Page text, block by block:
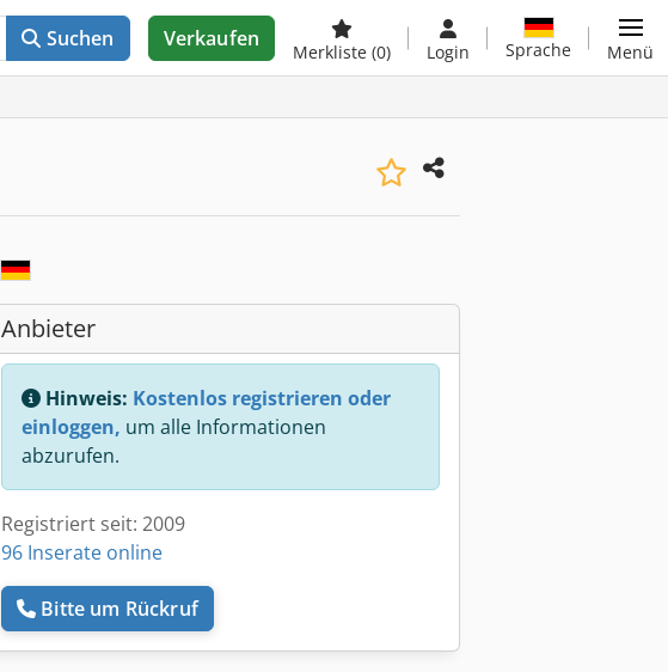
Suchen Verkaufen
Merkliste (0) Login Sprache Menü
Anbieter
Hinweis: Kostenlos registrieren oder
einloggen, um alle Informationen
abzurufen.
Registriert seit: 2009
96 Inserate online
Bitte um Rückruf